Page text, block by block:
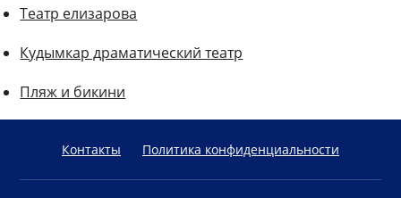
Театр елизарова
Кудымкар драматический театр
Пляж и бикини
Контакты Политика конфиденциальности